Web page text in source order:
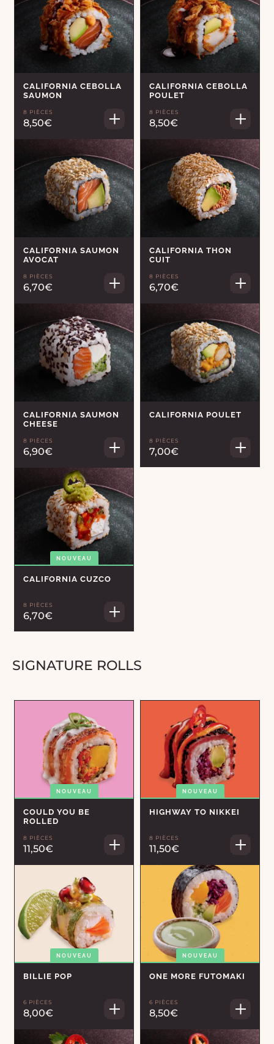
CALIFORNIA CEBOLLA
SAUMON
8 PIÈCES
8,50€
CALIFORNIA CEBOLLA
POULET
8 PIÈCES
8,50€
CALIFORNIA SAUMON
AVOCAT
8 PIÈCES
6,70€
CALIFORNIA THON
CUIT
8 PIÈCES
6,70€
CALIFORNIA SAUMON
CHEESE
8 PIÈCES
6,90€
CALIFORNIA POULET
8 PIÈCES
7,00€
NOUVEAU
CALIFORNIA CUZCO
8 PIÈCES
6,70€
SIGNATURE ROLLS
NOUVEAU
COULD YOU BE
ROLLED
8 PIÈCES
11,50€
NOUVEAU
HIGHWAY TO NIKKEI
8 PIÈCES
11,50€
NOUVEAU
BILLIE POP
6 PIÈCES
8,00€
NOUVEAU
ONE MORE FUTOMAKI
6 PIÈCES
8,50€